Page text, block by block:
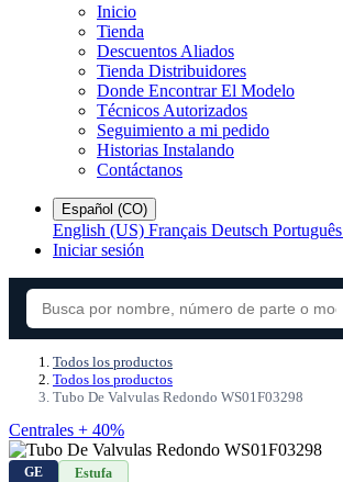
Inicio
Tienda
Descuentos Aliados
Tienda Distribuidores
Donde Encontrar El Modelo
Técnicos Autorizados
Seguimiento a mi pedido
Historias Instalando
Contáctanos
Español (CO)
English (US) Français Deutsch Português
Iniciar sesión
Todos los productos
Todos los productos
Tubo De Valvulas Redondo WS01F03298
Centrales + 40%
GE Estufa